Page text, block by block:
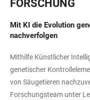
FORSCHUNG
Mit KI die Evolution
nachverfolgen
Mithilfe Künstlicher
genetischer
von Säugetieren
Forschungsteam unter